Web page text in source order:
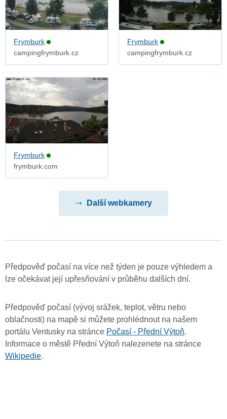
Frymburk
campingfrymburk.cz
Frymburk
campingfrymburk.cz
Frymburk
frymburk.com
Další webkamery
Předpověď počasí na více než týden je pouze výhledem a
lze očekávat její upřesňování v průběhu dalších dní.
Předpověď počasí (vývoj srážek, teplot, větru nebo
oblačnosti) na mapě si můžete prohlédnout na našem
portálu Ventusky na stránce Počasí - Přední Výtoň.
Informace o městě Přední Výtoň nalezenete na stránce
Wikipedie.